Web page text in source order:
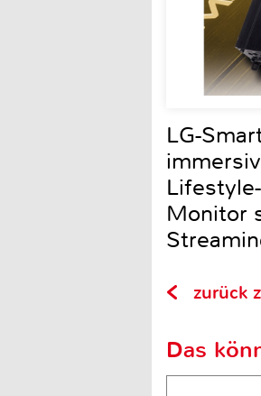
LG-
Monitor
zurück
Das